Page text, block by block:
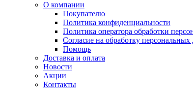
О компании
Покупателю
Политика конфиденциальности
Политика оператора обработки
Согласие на обработку
Помощь
Доставка и оплата
Новости
Акции
Контакты